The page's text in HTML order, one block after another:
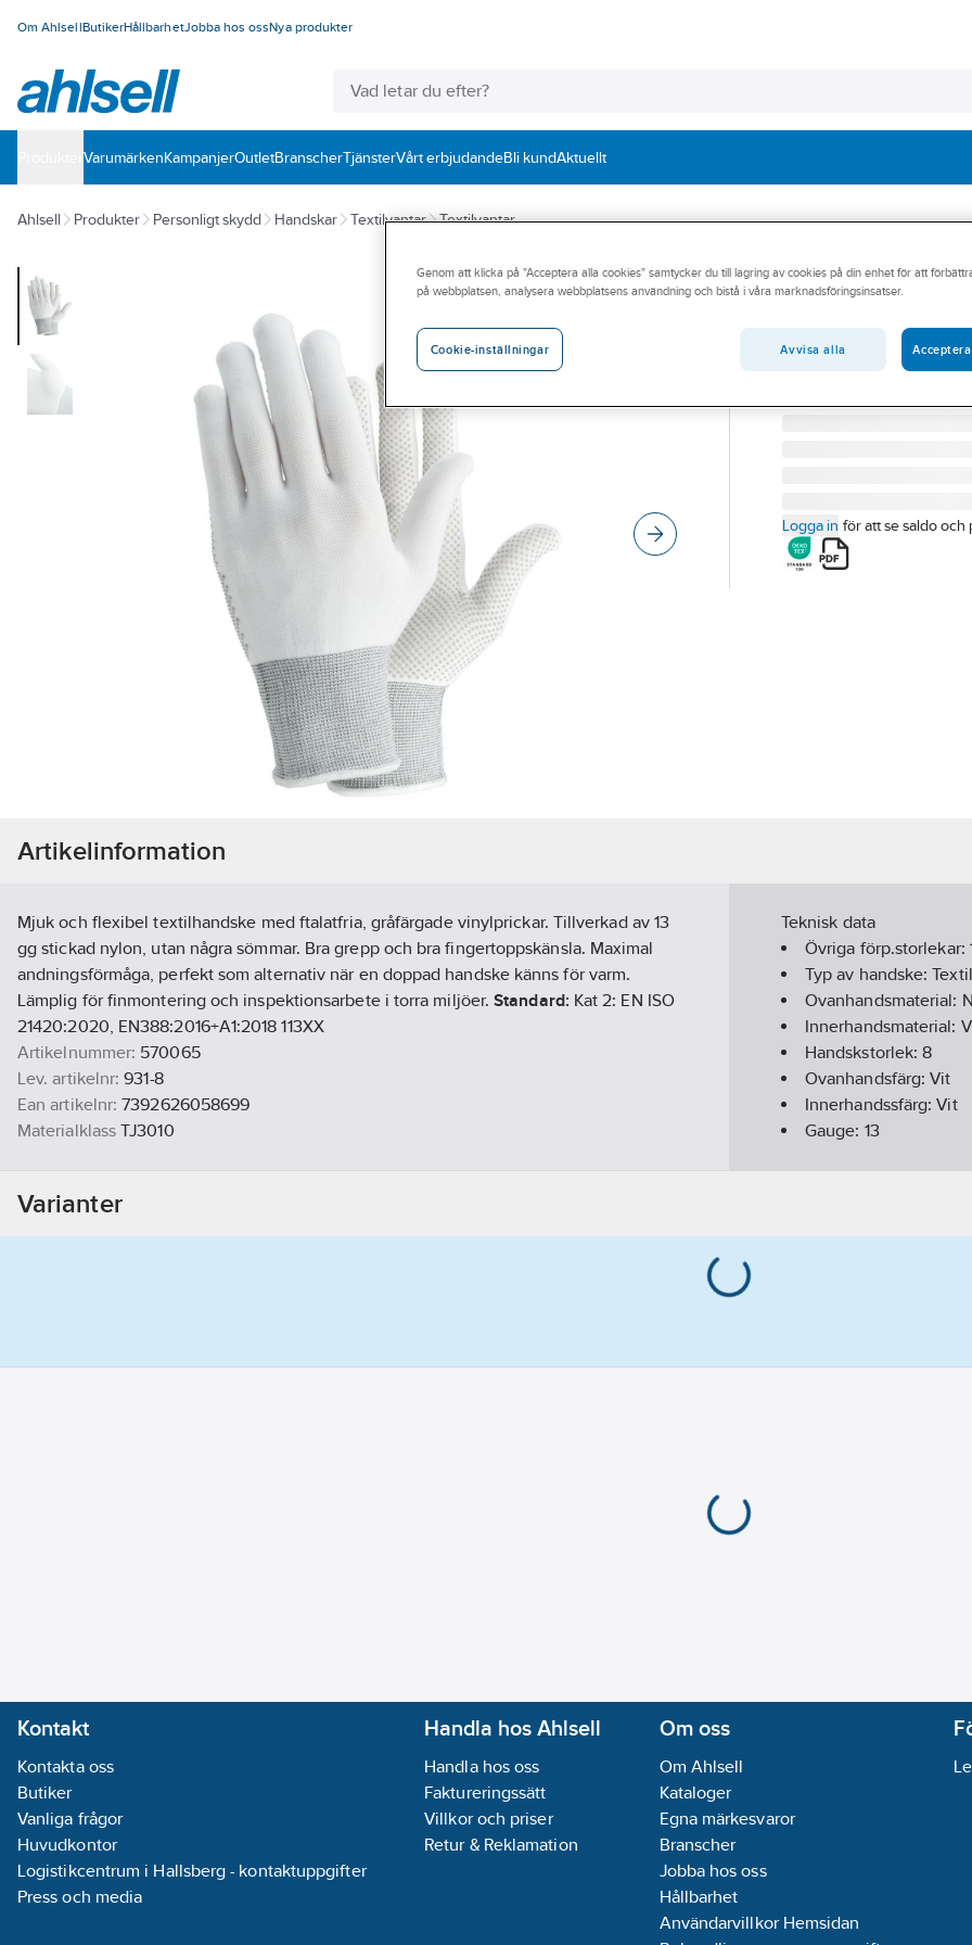
Om AhlsellButikerHållbarhetJobba hos ossNya produkter
VarumärkenKampanjerOutletBranscherTjänsterVårt erbjudandeBli kundAktuellt
Ahlsell Produkter Personligt skydd Handskar Textilvantar Textilvantar
TEGERA®
Textilhandske
TEXTILHANDSKE
Artikelnummer:
570065
931-8
Logga in för att se saldo och
Artikelinformation
Mjuk och flexibel textilhandske med ftalatfria, gråfärgade vinylprickar. Tillverkad av 13
gg stickad nylon, utan några sömmar. Bra grepp och bra fingertoppskänsla. Maximal
andningsförmåga, perfekt som alternativ när en doppad handske känns för varm.
Lämplig för finmontering och inspektionsarbete i torra miljöer.Standard: Kat 2: EN ISO
21420:2020, EN388:2016+A1:2018 113XX
Artikelnummer: 570065
Lev. artikelnr: 931-8
Ean artikelnr: 7392626058699
Materialklass TJ3010
Teknisk data
Övriga förp.storlekar:
Typ av handske:
Ovanhandsmaterial:
Innerhandsmaterial:
Handskstorlek:8
Ovanhandsfärg:Vit
Innerhandssfärg:Vit
Gauge: 13
Varianter
Kontakt
Kontakta oss
Butiker
Vanliga frågor
Huvudkontor
Logistikcentrum i Hallsberg - kontaktuppgifter
Press och media
Handla hos Ahlsell
Handla hos oss
Faktureringssätt
Villkor och priser
Retur & Reklamation
Om oss
Om Ahlsell
Kataloger
Egna märkesvaror
Branscher
Jobba hos oss
Hållbarhet
Användarvillkor Hemsidan
Genom att klicka på "Acceptera alla cookies" samtycker du till lagring av cookies på din enhet för att
på webbplatsen, analysera webbplatsens användning och bistå i våra marknadsföringsinsatser.
Cookie-inställningar Avvisa alla